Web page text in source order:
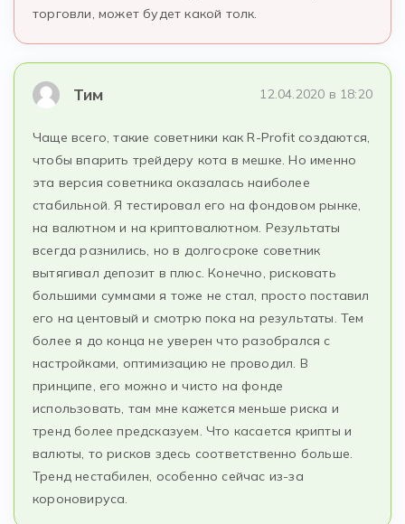
торговли, может будет какой толк.
Тим 12.04.2020 в 18:20
Чаще всего, такие советники как R-Profit создаются,
чтобы впарить трейдеру кота в мешке. Но именно
эта версия советника оказалась наиболее
стабильной. Я тестировал его на фондовом рынке,
на валютном и на криптовалютном. Результаты
всегда разнились, но в долгосроке советник
вытягивал депозит в плюс. Конечно, рисковать
большими суммами я тоже не стал, просто поставил
его на центовый и смотрю пока на результаты. Тем
более я до конца не уверен что разобрался с
настройками, оптимизацию не проводил. В
принципе, его можно и чисто на фонде
использовать, там мне кажется меньше риска и
тренд более предсказуем. Что касается крипты и
валюты, то рисков здесь соответственно больше.
Тренд нестабилен, особенно сейчас из-за
короновируса.